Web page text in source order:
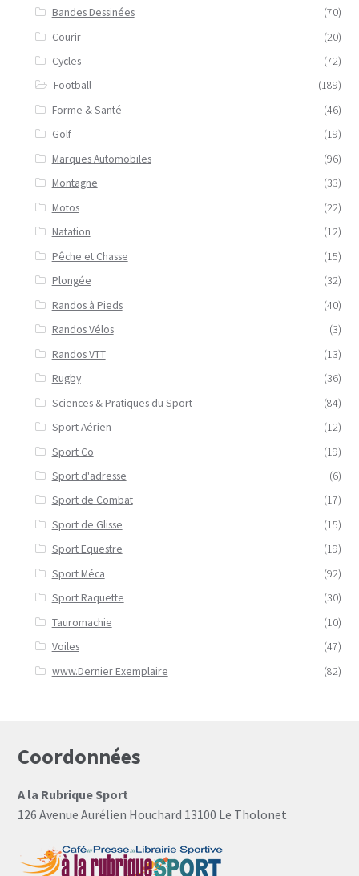
Bandes Dessinées
(70)
Courir
(20)
Cycles
(72)
Football
(189)
Forme & Santé
(46)
Golf
(19)
Marques Automobiles
(96)
Montagne
(33)
Motos
(22)
Natation
(12)
Pêche et Chasse
(15)
Plongée
(32)
Randos à Pieds
(40)
Randos Vélos
(3)
Randos VTT
(13)
Rugby
(36)
Sciences & Pratiques du Sport
(84)
Sport Aérien
(12)
Sport Co
(19)
Sport d'adresse
(6)
Sport de Combat
(17)
Sport de Glisse
(15)
Sport Equestre
(19)
Sport Méca
(92)
Sport Raquette
(30)
Tauromachie
(10)
Voiles
(47)
www.Dernier Exemplaire
(82)
Coordonnées
A la Rubrique Sport
126 Avenue Aurélien Houchard 13100 Le Tholonet